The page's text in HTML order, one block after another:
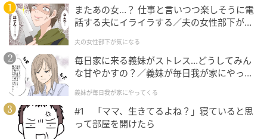
Ray(レイ)
SNSでの素顔がまったく見えない
SNSでチャラい投稿をしている人は、遊び人であると
気づきやすいですよね。
またあの女…？ 仕事と言いつつ楽しそうに電
話する夫にイライラする／夫の女性部下が気
夫の女性部下が気になる
毎日家に来る義妹がストレス…どうしてみん
な甘やかすの？／義妹が毎日我が家にやって
が】
義妹が毎日我が家にやってくる
#1 「ママ、生きてるよね？」寝ていると思
って部屋を開けたら